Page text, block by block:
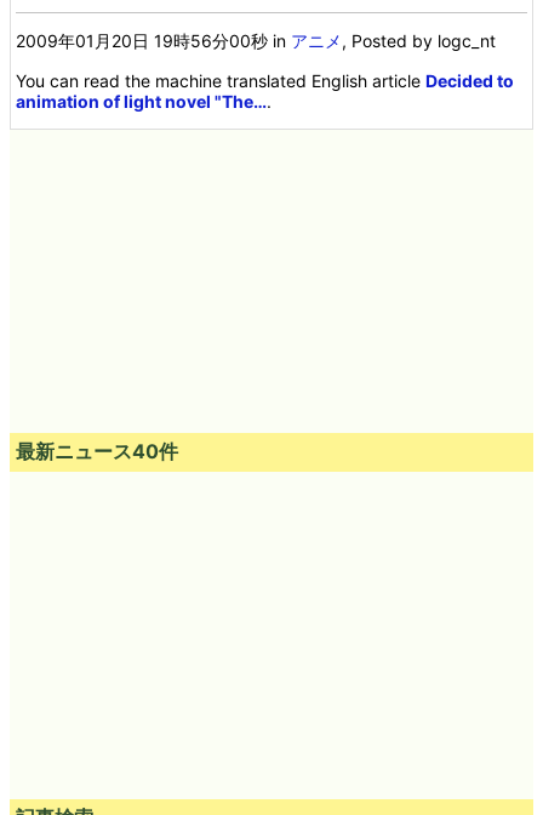
2009年01月20日 19時56分00秒 in アニメ, Posted by logc_nt
You can read the machine translated English articleDecided to
animation of light novel "The….
最新ニュース40件